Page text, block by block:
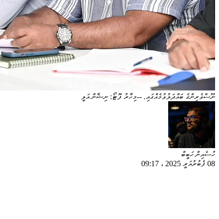
ނޫސްވެރިންގެ ބައްދަލުވުމެއްގައި. --މިހާރު ފޮޓޯ: ނިޝާން އަލީ
ހުސެއިން ހަބީބް
08 ފެބުރުއަރީ 2025
، 09:17